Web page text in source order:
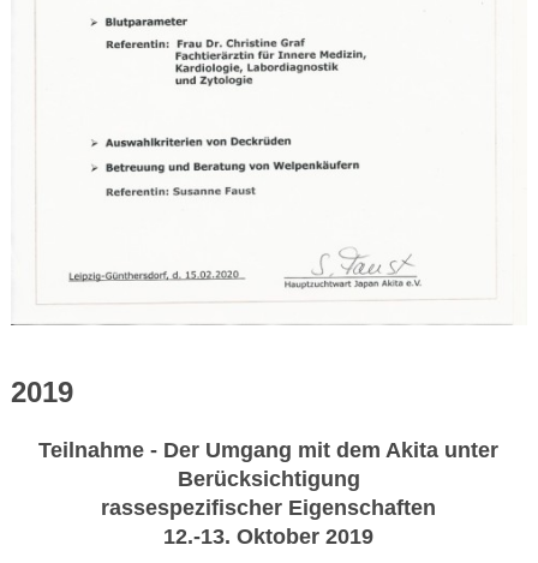
2019
Teilnahme - Der Umgang mit dem Akita unter
Berücksichtigung
rassespezifischer Eigenschaften
12.-13. Oktober 2019